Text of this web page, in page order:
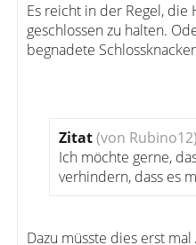
Es reicht in der Regel, die
geschlossen zu halten.
begnadete
Zitat(von Rubino12)
Ich möchte gerne,
verhindern, dass es
Dazu müsste dies erst